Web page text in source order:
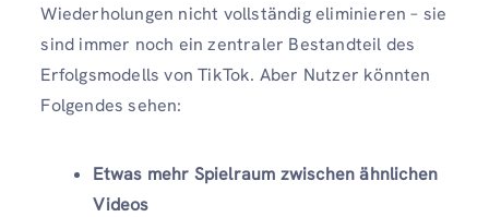
Wiederholungen nicht vollständig eliminieren – sie
sind immer noch ein zentraler Bestandteil des
Erfolgsmodells von TikTok. Aber Nutzer könnten
Folgendes sehen:
Etwas mehr Spielraum zwischen ähnlichen
Videos